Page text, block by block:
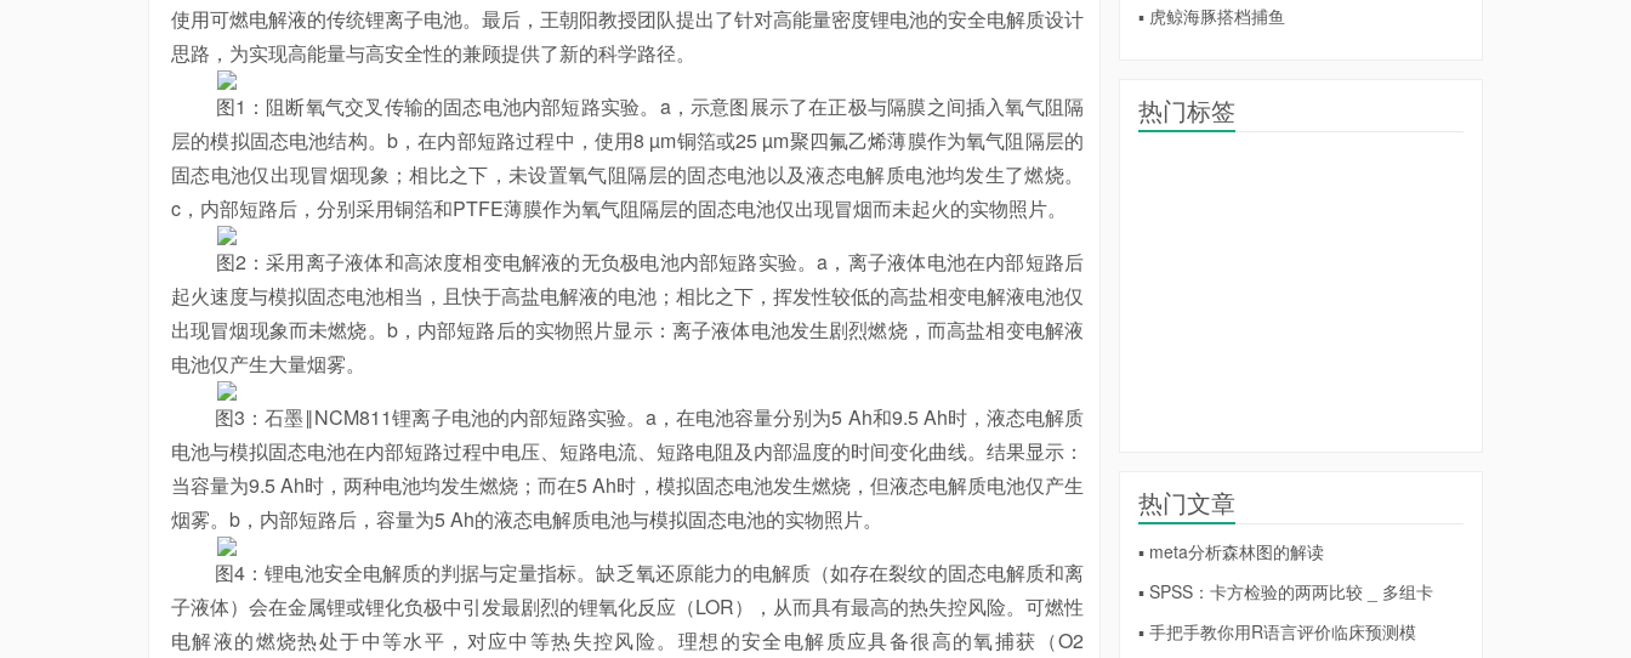
使用可燃电解液的传统锂离子电池。最后，王朝阳教授团队提出了针对高能量密度锂电池的安全电解质设计
思路，为实现高能量与高安全性的兼顾提供了新的科学路径。
图1：阻断氧气交叉传输的固态电池内部短路实验。a，示意图展示了在正极与隔膜之间插入氧气阻隔
层的模拟固态电池结构。b，在内部短路过程中，使用8 µm铜箔或25 µm聚四氟乙烯薄膜作为氧气阻隔层的
固态电池仅出现冒烟现象；相比之下，未设置氧气阻隔层的固态电池以及液态电解质电池均发生了燃烧。
c，内部短路后，分别采用铜箔和PTFE薄膜作为氧气阻隔层的固态电池仅出现冒烟而未起火的实物照片。
图2：采用离子液体和高浓度相变电解液的无负极电池内部短路实验。a，离子液体电池在内部短路后
起火速度与模拟固态电池相当，且快于高盐电解液的电池；相比之下，挥发性较低的高盐相变电解液电池仅
出现冒烟现象而未燃烧。b，内部短路后的实物照片显示：离子液体电池发生剧烈燃烧，而高盐相变电解液
电池仅产生大量烟雾。
图3：石墨‖NCM811锂离子电池的内部短路实验。a，在电池容量分别为5 Ah和9.5 Ah时，液态电解质
电池与模拟固态电池在内部短路过程中电压、短路电流、短路电阻及内部温度的时间变化曲线。结果显示：
当容量为9.5 Ah时，两种电池均发生燃烧；而在5 Ah时，模拟固态电池发生燃烧，但液态电解质电池仅产生
烟雾。b，内部短路后，容量为5 Ah的液态电解质电池与模拟固态电池的实物照片。
图4：锂电池安全电解质的判据与定量指标。缺乏氧还原能力的电解质（如存在裂纹的固态电解质和离
子液体）会在金属锂或锂化负极中引发最剧烈的锂氧化反应（LOR），从而具有最高的热失控风险。可燃性
电解液的燃烧热处于中等水平，对应中等热失控风险。理想的安全电解质应具备很高的氧捕获（O2
▪ 虎鲸海豚搭档捕鱼
热门标签
热门文章
▪ meta分析森林图的解读
▪ SPSS：卡方检验的两两比较 _ 多组卡
▪ 手把手教你用R语言评价临床预测模